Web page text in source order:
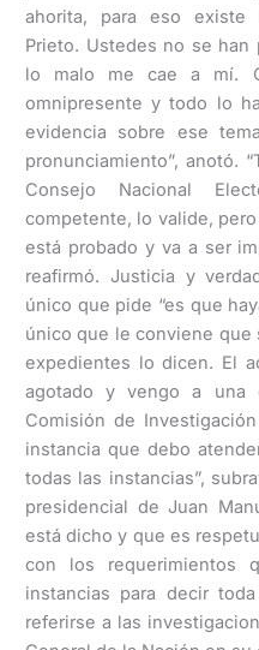
ahorita, para eso existe
Prieto. Ustedes no se
lo malo me cae a mí.
omnipresente y todo lo
evidencia sobre ese
pronunciamiento”, anotó.
Consejo Nacional
competente, lo valide,
está probado y va a ser
reafirmó. Justicia y
único que pide “es que
único que le conviene que
expedientes lo dicen. El
agotado y vengo a una
Comisión de
instancia que debo
todas las instancias”,
presidencial de Juan
está dicho y que es
con los requerimientos
instancias para decir
referirse a las